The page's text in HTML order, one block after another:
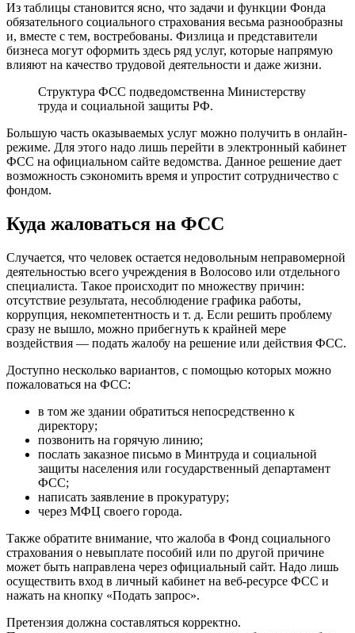
Из таблицы становится ясно, что задачи и функции Фонда
обязательного социального страхования весьма разнообразны
и, вместе с тем, востребованы. Физлица и представители
бизнеса могут оформить здесь ряд услуг, которые напрямую
влияют на качество трудовой деятельности и даже жизни.
Структура ФСС подведомственна Министерству
труда и социальной защиты РФ.
Большую часть оказываемых услуг можно получить в онлайн-
режиме. Для этого надо лишь перейти в электронный кабинет
ФСС на официальном сайте ведомства. Данное решение дает
возможность сэкономить время и упростит сотрудничество с
фондом.
Куда жаловаться на ФСС
Случается, что человек остается недовольным неправомерной
деятельностью всего учреждения в Волосово или отдельного
специалиста. Такое происходит по множеству причин:
отсутствие результата, несоблюдение графика работы,
коррупция, некомпетентность и т. д. Если решить проблему
сразу не вышло, можно прибегнуть к крайней мере
воздействия — подать жалобу на решение или действия ФСС.
Доступно несколько вариантов, с помощью которых можно
пожаловаться на ФСС:
в том же здании обратиться непосредственно к
директору;
позвонить на горячую линию;
послать заказное письмо в Минтруда и социальной
защиты населения или государственный департамент
ФСС;
написать заявление в прокуратуру;
через МФЦ своего города.
Также обратите внимание, что жалоба в Фонд социального
страхования о невыплате пособий или по другой причине
может быть направлена через официальный сайт. Надо лишь
осуществить вход в личный кабинет на веб-ресурсе ФСС и
нажать на кнопку «Подать запрос».
Претензия должна составляться корректно.